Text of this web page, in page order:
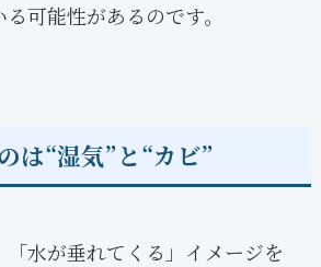
可能性があるのです。
は“湿気”と“カビ”
水が垂れてくる」イメージを